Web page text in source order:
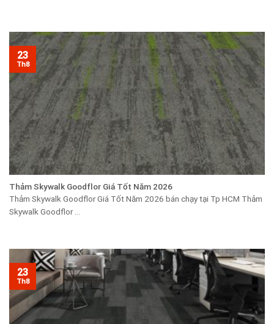
Thảm Skywalk Goodflor Giá Tốt Năm 2026
Thảm Skywalk Goodflor Giá Tốt Năm 2026 bán chạy tại Tp HCM Thảm
Skywalk Goodflor ...
23
Th8
23
Th8